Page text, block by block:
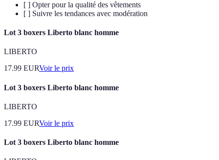
[ ] Opter pour la qualité des vêtements
[ ] Suivre les tendances avec modération
Lot 3 boxers Liberto blanc homme
LIBERTO
17.99 EURVoir le prix
Lot 3 boxers Liberto blanc homme
LIBERTO
17.99 EURVoir le prix
Lot 3 boxers Liberto blanc homme